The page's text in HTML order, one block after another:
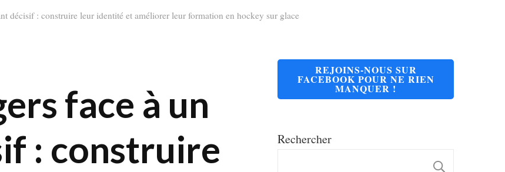
décisif : construire leur identité et améliorer leur formation en hockey sur glace
face à un
: construire
REJOINS-NOUS SUR
FACEBOOK POUR NE RIEN
MANQUER !
Rechercher